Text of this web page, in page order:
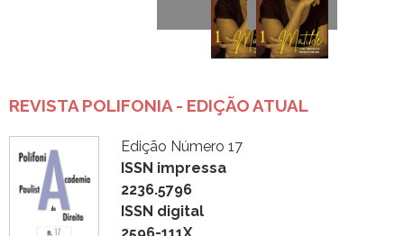
REVISTA POLIFONIA - EDIÇÃO ATUAL
Edição Número 17
ISSN impressa
2236.5796
ISSN digital